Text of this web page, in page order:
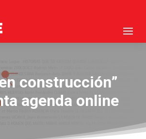
construcción”
agenda online